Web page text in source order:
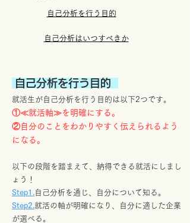
自己分析を行う目的
就活生が自己分析を行う目的は以下2つです。
①≪就活軸≫を明確にする。
②自分のことをわかりやすく伝えられるよう
になる。
以下の段階を踏まえて、納得できる就活にしまし
ょう！
Step1.自己分析を通じ、自分について 知る。
Step2.就活の軸が明確になり、自分に適した企業
が選べる。
自己分析を行う目的
自己分析はいつすべきか